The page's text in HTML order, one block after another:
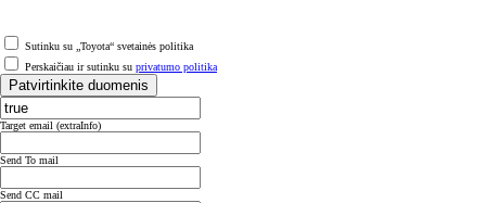
Sutinku su „Toyota“ svetainės politika
Perskaičiau ir sutinku su privatumo politika
Patvirtinkite duomenis
Target email (extraInfo)
Send To mail
Send CC mail